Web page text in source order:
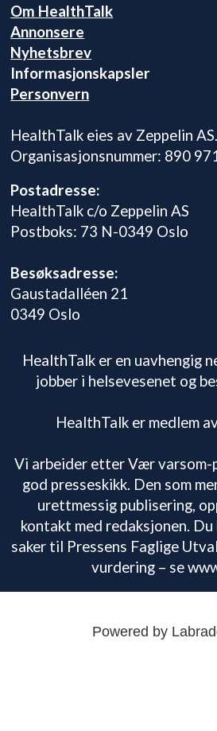
Om HealthTalk
Annonsere
Nyhetsbrev
Informasjonskapsler
Personvern
HealthTalk eies av Zeppelin AS.
Organisasjonsnummer: 890
Postadresse:
HealthTalk c/o Zeppelin AS
Postboks: 73 N-0349 Oslo
Besøksadresse:
Gaustadalléen 21
0349 Oslo
HealthTalk er en uavhengig
jobber i helsevesenet og
HealthTalk er medlem
Vi arbeider etter Vær
god presseskikk. Den som
urettmessig publisering,
kontakt med redaksjonen. Du
saker til Pressens Faglige
vurdering – se
Powered by